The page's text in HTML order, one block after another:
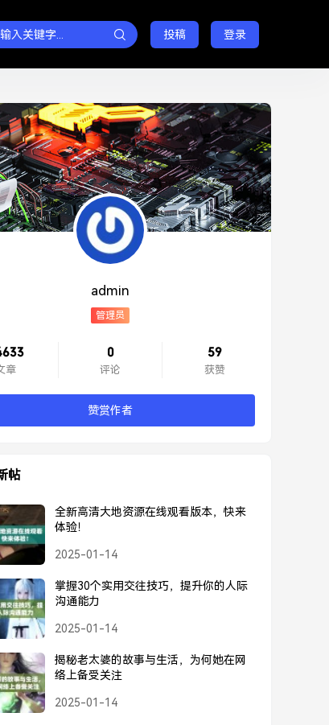
投稿 登录
admin
管理员
章
0
评论
59
获赞
赞赏作者
帖
全新高清大地资源在线观看版本，快来
体验！
2025-01-14
掌握30个实用交往技巧，提升你的人际
沟通能力
2025-01-14
揭秘老太婆的故事与生活，为何她在网
络上备受关注
2025-01-14